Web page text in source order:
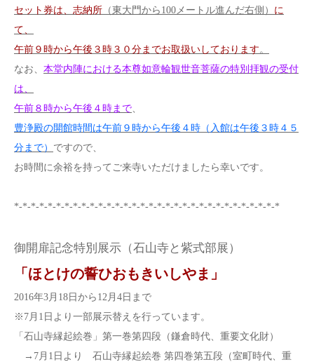
セット券は、志納所 （東大門から100メートル進んだ右側） に
て、
午前９時から午後３時３０分までお取扱いしております 。
なお、 本堂内陣における本尊如意輪観世音菩薩の特別拝観の受付
は、
午前８時から午後４時まで
豊浄殿の開館時間は午前９時から午後４時（入館は午後３時４５
分まで） ですので、
お時間に余裕を持ってご来寺いただけましたら幸いです。
*-*-*-*-*-*-*-*-*-*-*-*-*-*-*-*-*-*-*-*-*-*-*-*-*-*-*-*-*-*-*-*
御開扉記念特別展示（石山寺と紫式部展）
「ほとけの誓ひおもきいしやま」
2016年3月18日から12月4日まで
※7月1日より一部展示替えを行っています。
「石山寺縁起絵巻」第一巻第四段（鎌倉時代、重要文化財）
→7月1日より 石山寺縁起絵巻 第四巻第五段（室町時代、重